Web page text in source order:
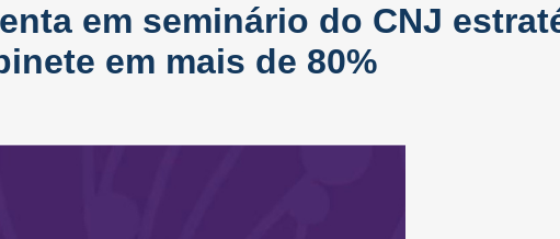
em seminário do CNJ
em mais de 80%